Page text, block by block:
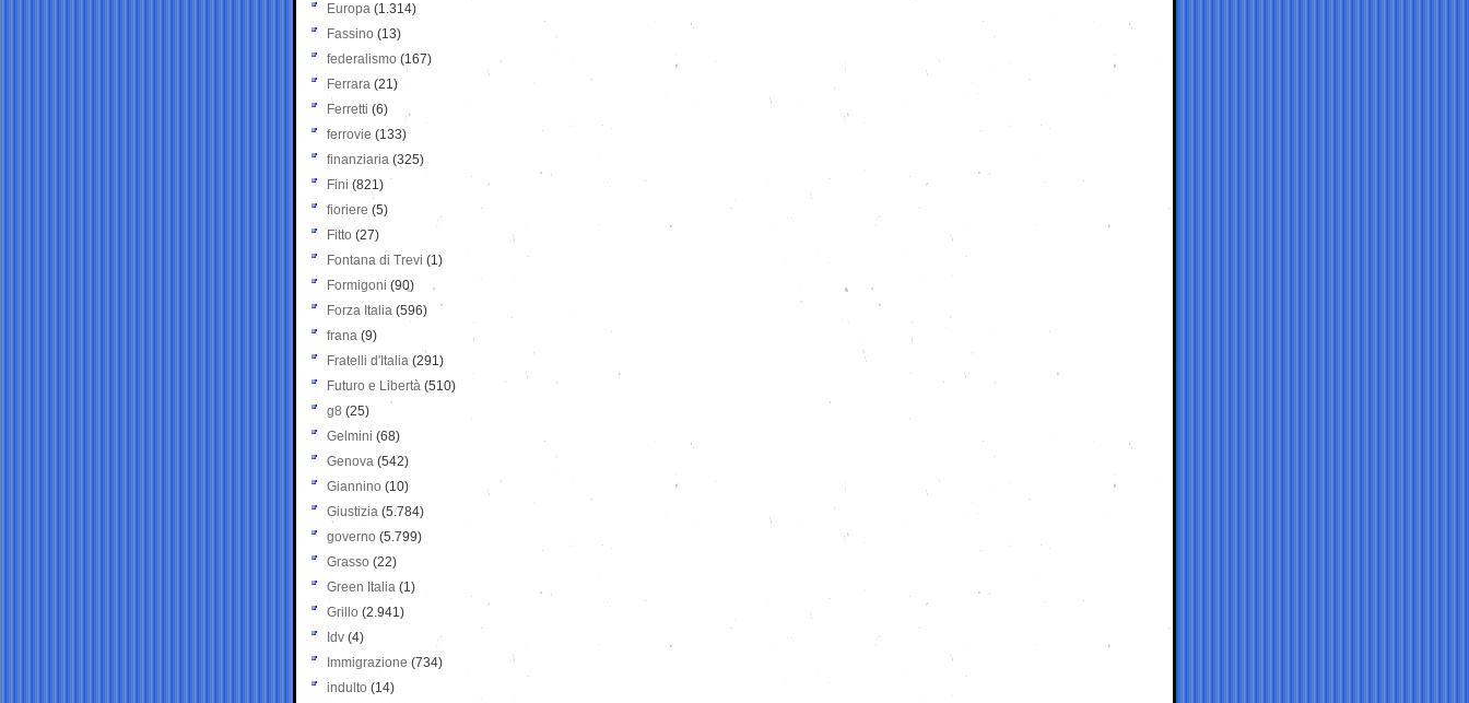
Europa (1.314)
Fassino (13)
federalismo (167)
Ferrara (21)
Ferretti (6)
ferrovie (133)
finanziaria (325)
Fini (821)
fioriere (5)
Fitto (27)
Fontana di Trevi (1)
Formigoni (90)
Forza Italia (596)
frana (9)
Fratelli d'Italia (291)
Futuro e Libertà (510)
g8 (25)
Gelmini (68)
Genova (542)
Giannino (10)
Giustizia (5.784)
governo (5.799)
Grasso (22)
Green Italia (1)
Grillo (2.941)
Idv (4)
Immigrazione (734)
indulto (14)